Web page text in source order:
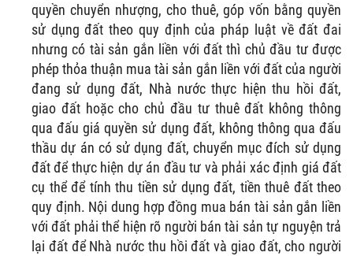
quyền chuyển nhượng, cho thuê, góp vốn bằng quyền
sử dụng đất theo quy định của pháp luật về đất đai
nhưng có tài sản gắn liền với đất thì chủ đầu tư được
phép thỏa thuận mua tài sản gắn liền với đất của người
đang sử dụng đất, Nhà nước thực hiện thu hồi đất,
giao đất hoặc cho chủ đầu tư thuê đất không thông
qua đấu giá quyền sử dụng đất, không thông qua đấu
thầu dự án có sử dụng đất, chuyển mục đích sử dụng
đất để thực hiện dự án đầu tư và phải xác định giá đất
cụ thể để tính thu tiền sử dụng đất, tiền thuê đất theo
quy định. Nội dung hợp đồng mua bán tài sản gắn liền
với đất phải thể hiện rõ người bán tài sản tự nguyện trả
lại đất để Nhà nước thu hồi đất và giao đất, cho người